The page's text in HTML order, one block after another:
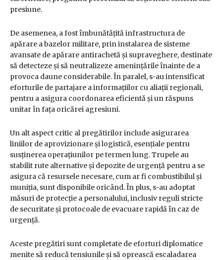
presiune.
De asemenea, a fost îmbunătățită infrastructura de
apărare a bazelor militare, prin instalarea de sisteme
avansate de apărare antirachetă și supraveghere, destinate
să detecteze și să neutralizeze amenințările înainte de a
provoca daune considerabile. În paralel, s-au intensificat
eforturile de partajare a informațiilor cu aliații regionali,
pentru a asigura coordonarea eficientă și un răspuns
unitar în fața oricărei agresiuni.
Un alt aspect critic al pregătirilor include asigurarea
liniilor de aprovizionare și logistică, esențiale pentru
susținerea operațiunilor pe termen lung. Trupele au
stabilit rute alternative și depozite de urgență pentru a se
asigura că resursele necesare, cum ar fi combustibilul și
muniția, sunt disponibile oricând. În plus, s-au adoptat
măsuri de protecție a personalului, inclusiv reguli stricte
de securitate și protocoale de evacuare rapidă în caz de
urgență.
Aceste pregătiri sunt completate de eforturi diplomatice
menite să reducă tensiunile și să oprească escaladarea